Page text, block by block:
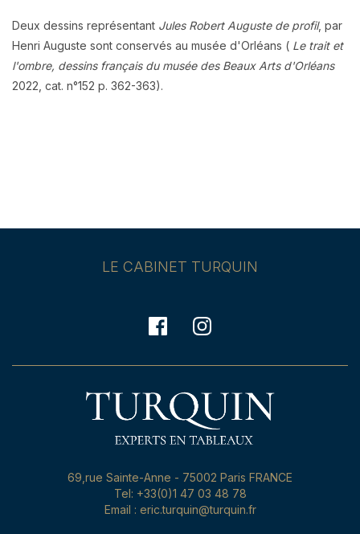
Deux dessins représentant Jules Robert Auguste de profil, par
Henri Auguste sont conservés au musée d'Orléans ( Le trait et
l'ombre, dessins français du musée des Beaux Arts d'Orléans
2022, cat. n°152 p. 362-363).
LE CABINET TURQUIN
69,rue Sainte-Anne - 75002 Paris FRANCE
Tel: +33(0)1 47 03 48 78
Email : eric.turquin@turquin.fr